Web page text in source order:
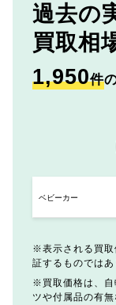
過去の
買取相
1,950件
表示される買
証するものではあ
買取価格は、
ツや付属品の有